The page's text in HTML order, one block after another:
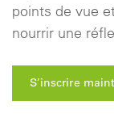
points de vue
nourrir une
S’inscrire